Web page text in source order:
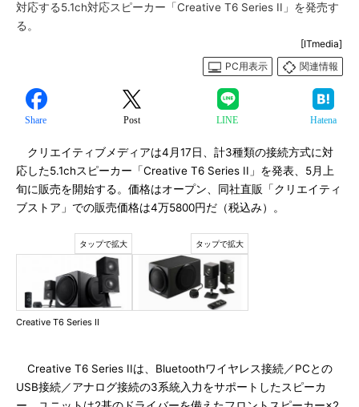
対応する5.1ch対応スピーカー「Creative T6 Series II」を発売す
る。
[ITmedia]
PC用表示
関連情報
Share Post LINE Hatena
クリエイティブメディアは4月17日、計3種類の接続方式に対
応した5.1chスピーカー「Creative T6 Series II」を発表、5月上
旬に販売を開始する。価格はオープン、同社直販「クリエイティ
ブストア」での販売価格は4万5800円だ（税込み）。
Creative T6 Series II
Creative T6 Series IIは、Bluetoothワイヤレス接続／PCとの
USB接続／アナログ接続の3系統入力をサポートしたスピーカ